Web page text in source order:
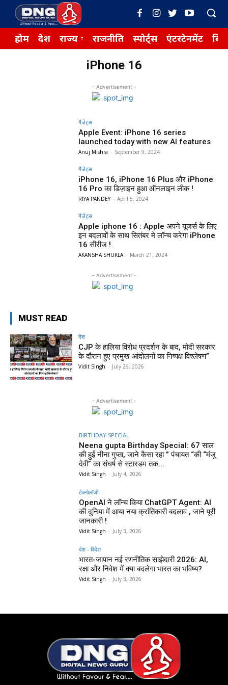
होम देश राज्य राजनीति स्पोर्ट्स एंटरटेनमेंट
iPhone 16
- Advertisement -
गैजेट्स
Apple Event: iPhone 16 series
launched today with new AI features
Anuj Mishra - September 9, 2024
गैजेट्स
iPhone 16, iPhone 16 Plus और iPhone
16 Pro का डिज़ाइन हुआ ऑनलाइन लीक !
RIYA PANDEY - April 5, 2024
गैजेट्स
Apple iphone 16 : Apple अपने यूजर्स के लिए
इन बदलावों के साथ सितंबर मे लॉन्च करेगा iPhone
16 सीरीज !
AKANSHA SHUKLA - March 21, 2024
- Advertisement -
MUST READ
देश
CJP के हालिया विरोध प्रदर्शन के बाद, मोदी सरकार
के दौरान हुए प्रमुख आंदोलनों का निष्पक्ष विश्लेषण”
Vidit Singh - July 26, 2026
- Advertisement -
BIRTHDAY SPECIAL
Neena gupta Birthday Special: 67 साल
की हुईं नीना गुप्ता, जाने कैसा रहा ” पंचायत “की “मंजु
देवी” का संघर्ष से स्टारडम तक...
Vidit Singh - July 4, 2026
टेक्नोलॉजी
OpenAI ने लॉन्च किया ChatGPT Agent: AI
की दुनिया में आया नया क्रांतिकारी बदलाव , जाने पूरी
जानकारी !
Vidit Singh - July 3, 2026
देश - विदेश
भारत-जापान नई रणनीतिक साझेदारी 2026: AI,
रक्षा और निवेश में क्या बदलेगा भारत का भविष्य?
Vidit Singh - July 3, 2026